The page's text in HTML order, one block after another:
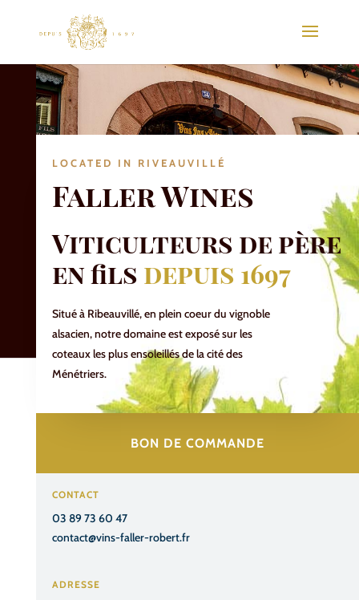
LOCATED IN RIVEAUVILLÉ
Faller Wines
Viticulteurs de père
en fils depuis 1697
Situé à Ribeauvillé, en plein coeur du vignoble
alsacien, notre domaine est exposé sur les
coteaux les plus ensoleillés de la cité des
Ménétriers.
BON DE COMMANDE
CONTACT
03 89 73 60 47
contact@vins-faller-robert.fr
ADRESSE